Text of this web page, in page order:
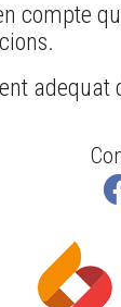
compte
adequat